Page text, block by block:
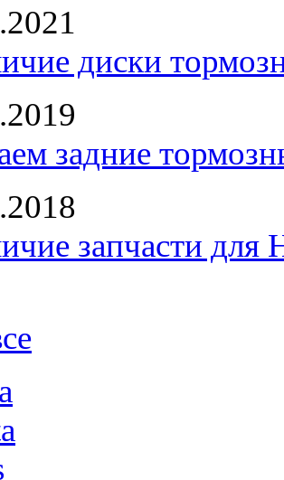
диски
задние
запчасти для